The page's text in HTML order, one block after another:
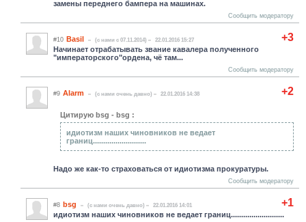
замены переднего бампера на машинах.
Сообщить модератору
+3
#10 Basil (c нами с 07.11.2014) 22.01.2016 15:27
Начинает отрабатывать звание кавалера полученного
"императорского"ордена, чё там...
Сообщить модератору
+2
#9 Alarm (c нами очень давно) 22.01.2016 14:38
Цитирую bsg - bsg :
идиотизм наших чиновников не ведает
границ..........................
Надо же как-то страховаться от идиотизма прокуратуры.
Сообщить модератору
+1
#8 bsg (c нами очень давно) 22.01.2016 14:01
идиотизм наших чиновников не ведает границ..........................